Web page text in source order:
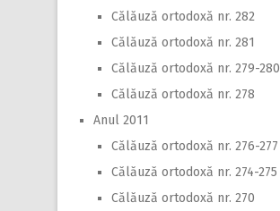
Călăuză ortodoxă nr. 282
Călăuză ortodoxă nr. 281
Călăuză ortodoxă nr. 279-280
Călăuză ortodoxă nr. 278
Anul 2011
Călăuză ortodoxă nr. 276-277
Călăuză ortodoxă nr. 274-275
Călăuză ortodoxă nr. 270